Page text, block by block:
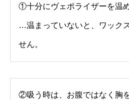
①十分にヴェポライザーを温
…温まっていないと、ワック
せん。
②吸う時は、お腹ではなく胸